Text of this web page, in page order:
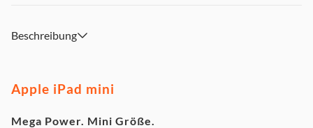
Beschreibung
Apple iPad mini
Mega Power. Mini Größe.